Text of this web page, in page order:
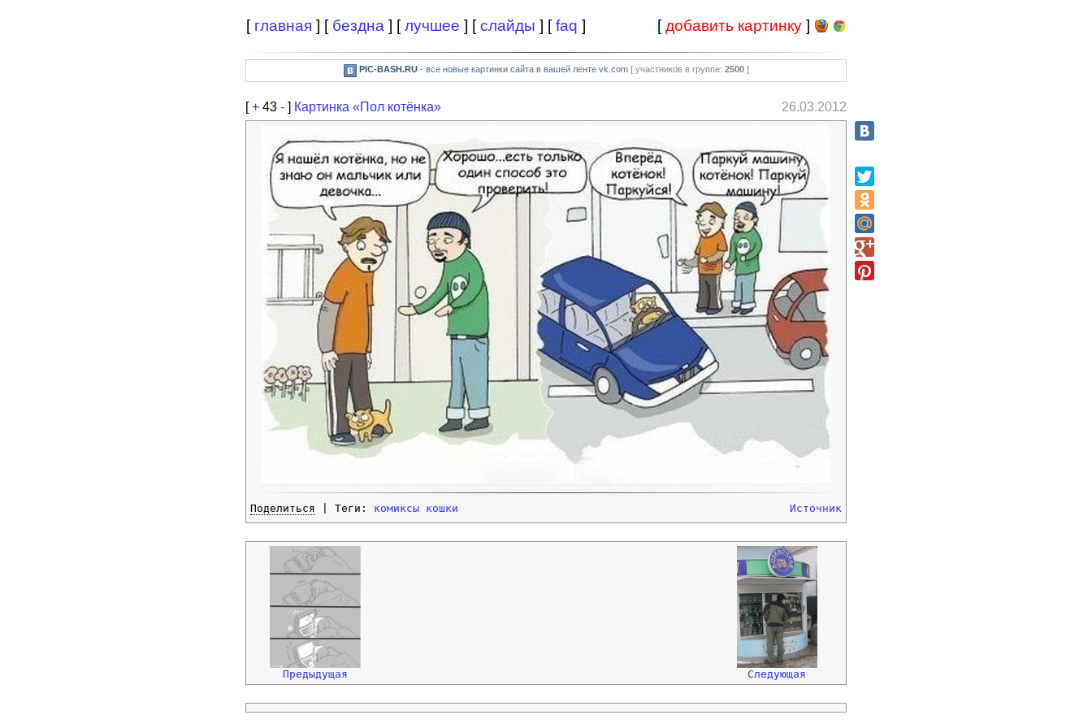
[ главная ] [ бездна ] [лучшее ] [слайды ] [faq ] [добавить картинку ]
PIC-BASH.RU- все новые картинки сайта в вашей ленте vk.com [ участников в группе: 2500]
[+ 43 - ] Картинка «Пол котёнка» 26.03.2012
Источник
Поделиться | Теги: комиксы кошки
Предыдущая Следующая